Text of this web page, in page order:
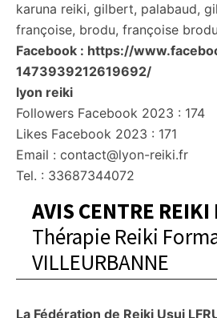
karuna reiki, gilbert, palabaud,
françoise, brodu, françoise brodu
Facebook : https://
1473939212619692/
lyon reiki
Followers Facebook 2023 : 174
Likes Facebook 2023 : 171
Email : contact@lyon-reiki.fr
Tel. : 33687344072
AVIS CENTRE REIKI
Thérapie Reiki
VILLEURBANNE
La Fédération de Reiki Usui